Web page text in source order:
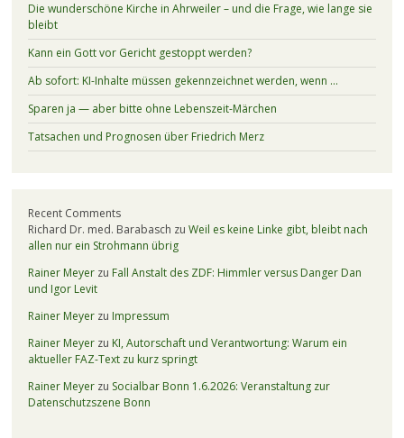
Die wunderschöne Kirche in Ahrweiler – und die Frage, wie lange sie
bleibt
Kann ein Gott vor Gericht gestoppt werden?
Ab sofort: KI-Inhalte müssen gekennzeichnet werden, wenn …
Sparen ja — aber bitte ohne Lebenszeit-Märchen
Tatsachen und Prognosen über Friedrich Merz
Recent Comments
Richard Dr. med. Barabasch zu Weil es keine Linke gibt, bleibt nach
allen nur ein Strohmann übrig
Rainer Meyerzu Fall Anstalt des ZDF: Himmler versus Danger Dan
und Igor Levit
Rainer Meyerzu Impressum
Rainer Meyerzu KI, Autorschaft und Verantwortung: Warum ein
aktueller FAZ-Text zu kurz springt
Rainer Meyerzu Socialbar Bonn 1.6.2026: Veranstaltung zur
Datenschutzszene Bonn